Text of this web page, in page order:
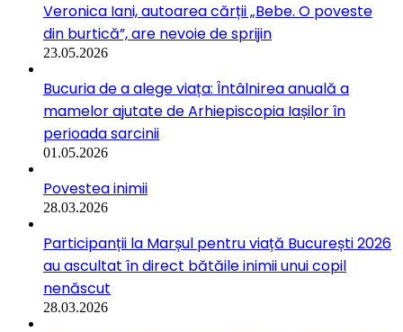
Veronica Iani, autoarea cărții „Bebe. O poveste
din burtică”, are nevoie de sprijin
23.05.2026
Bucuria de a alege viața: Întâlnirea anuală a
mamelor ajutate de Arhiepiscopia Iașilor în
perioada sarcinii
01.05.2026
Povestea inimii
28.03.2026
Participanții la Marșul pentru viață București 2026
au ascultat în direct bătăile inimii unui copil
nenăscut
28.03.2026